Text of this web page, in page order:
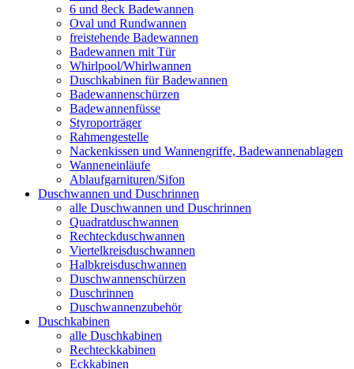
6 und 8eck Badewannen
Oval und Rundwannen
freistehende Badewannen
Badewannen mit Tür
Whirlpool/Whirlwannen
Duschkabinen für Badewannen
Badewannenschürzen
Badewannenfüsse
Styroporträger
Rahmengestelle
Nackenkissen und Wannengriffe, Badewannenablagen
Wanneneinläufe
Ablaufgarnituren/Sifon
Duschwannen und Duschrinnen
alle Duschwannen und Duschrinnen
Quadratduschwannen
Rechteckduschwannen
Viertelkreisduschwannen
Halbkreisduschwannen
Duschwannenschürzen
Duschrinnen
Duschwannenzubehör
Duschkabinen
alle Duschkabinen
Rechteckkabinen
Eckkabinen